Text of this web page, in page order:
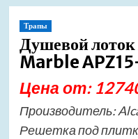
Трапы
Душевой
Marble
Цена от:
Производитель:
Решетка под